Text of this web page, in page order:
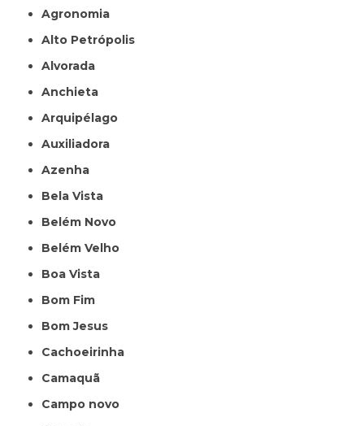
Agronomia
Alto Petrópolis
Alvorada
Anchieta
Arquipélago
Auxiliadora
Azenha
Bela Vista
Belém Novo
Belém Velho
Boa Vista
Bom Fim
Bom Jesus
Cachoeirinha
Camaquã
Campo novo